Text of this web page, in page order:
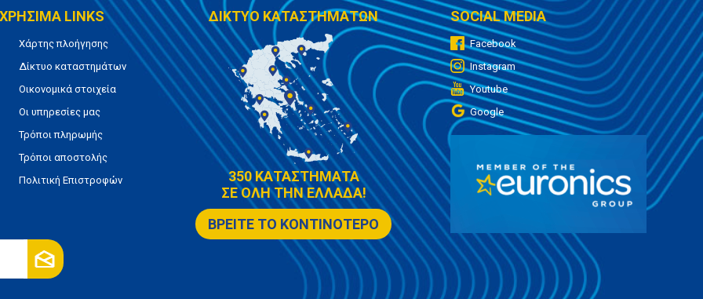
ΧΡΗΣΙΜΑ LINKS
Χάρτης πλοήγησης
Δίκτυο καταστημάτων
Οικονομικά στοιχεία
Οι υπηρεσίες μας
Τρόποι πληρωμής
Τρόποι αποστολής
Πολιτική Επιστροφών
ΔΙΚΤΥΟ ΚΑΤΑΣΤΗΜΑΤΩΝ
350 ΚΑΤΑΣΤΗΜΑΤΑ
ΣΕ ΟΛΗ ΤΗΝ ΕΛΛΑΔΑ!
ΒΡΕΙΤΕ ΤΟ ΚΟΝΤΙΝΟΤΕΡΟ
SOCIAL MEDIA
Facebook
Instagram
Youtube
Google